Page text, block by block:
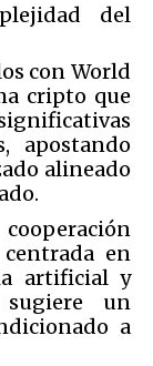
del
con World
cripto que
apostando
alineado
en
artificial y
un
a